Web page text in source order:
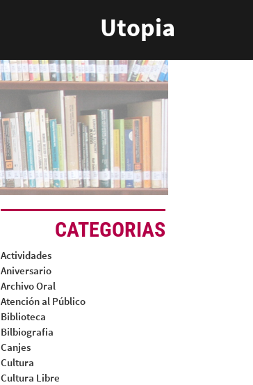
Utopia
CATEGORIAS
Actividades
Aniversario
Archivo Oral
Atención al Público
Biblioteca
Bilbiografia
Canjes
Cultura
Cultura Libre